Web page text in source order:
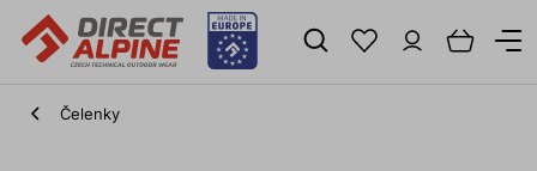
Čelenky